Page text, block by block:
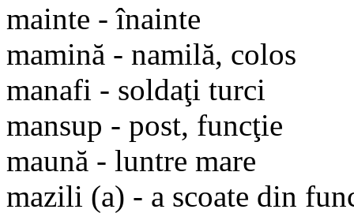
mainte - înainte
mamină - namilă, colos
manafi - soldaţi turci
mansup - post, funcţie
maună - luntre mare
mazili (a) - a scoate din